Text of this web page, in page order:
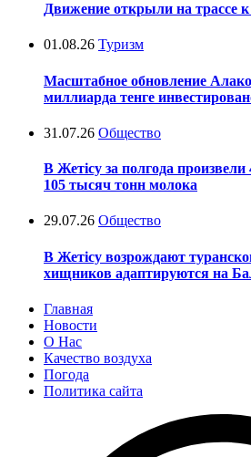
Движение открыли на трассе
01.08.26 Туризм
Масштабное обновление
миллиарда тенге
31.07.26 Общество
В Жетісу за полгода
105 тысяч тонн молока
29.07.26 Общество
В Жетісу возрождают
хищников адаптируются на
Главная
Новости
О Нас
Качество воздуха
Погода
Политика сайта